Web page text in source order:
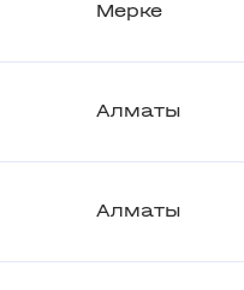
Мерке
Алматы
Алматы